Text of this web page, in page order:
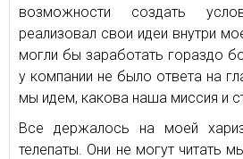
возможности создать
реализовал свои идеи внутри
могли бы заработать гораздо
у компании не было ответа на
мы идем, какова наша миссия и
Все держалось на моей
телепаты. Они не могут читать